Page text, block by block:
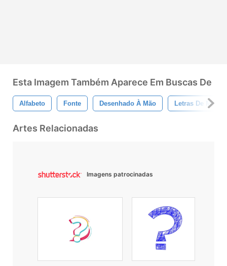
Esta Imagem Também Aparece Em Buscas De
Alfabeto Fonte Desenhado À Mão Letras De Mão
Artes Relacionadas
Imagens patrocinadas